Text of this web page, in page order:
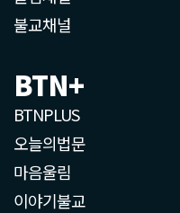
불교채널
BTN+
BTNPLUS
오늘의법문
마음울림
이야기불교